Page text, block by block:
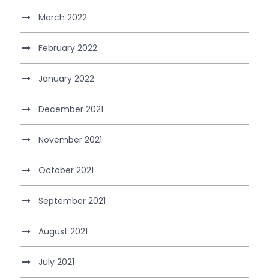
March 2022
February 2022
January 2022
December 2021
November 2021
October 2021
September 2021
August 2021
July 2021